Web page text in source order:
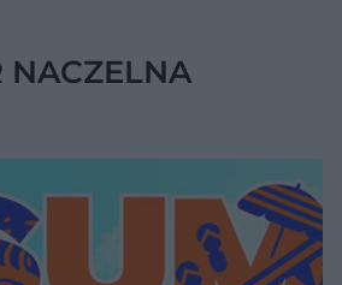
NACZELNA